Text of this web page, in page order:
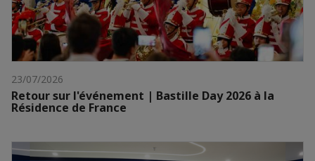
23/07/2026
Retour sur l'événement | Bastille Day 2026 à la
Résidence de France